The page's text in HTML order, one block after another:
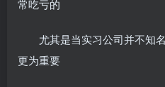
常吃亏的
尤其是当实习公司并不知
更为重要